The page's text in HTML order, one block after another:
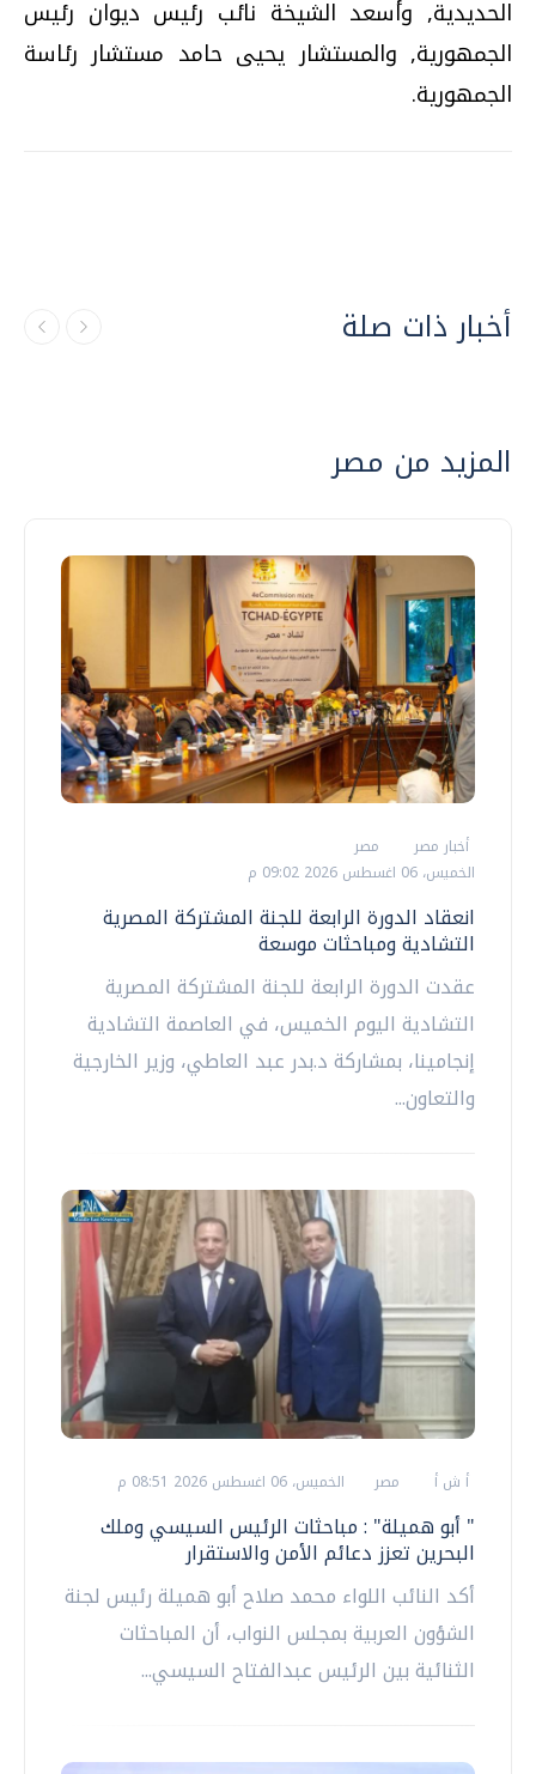
الحديدية, وأسعد الشيخة نائب رئيس ديوان رئيس
الجمهورية, والمستشار يحيى حامد مستشار رئاسة
الجمهورية.
أخبار ذات صلة
المزيد من مصر
أخبار مصر
مصر
الخميس، 06 اغسطس 2026 09:02 م
انعقاد الدورة الرابعة للجنة المشتركة المصرية
التشادية ومباحثات موسعة
عقدت الدورة الرابعة للجنة المشتركة المصرية
التشادية اليوم الخميس، في العاصمة التشادية
إنجامينا، بمشاركة د.بدر عبد العاطي، وزير الخارجية
والتعاون...
أ ش أ مصر الخميس، 06 اغسطس 2026 08:51 م
" أبو هميلة" : مباحثات الرئيس السيسي وملك
البحرين تعزز دعائم الأمن والاستقرار
أكد النائب اللواء محمد صلاح أبو هميلة رئيس لجنة
الشؤون العربية بمجلس النواب، أن المباحثات
الثنائية بين الرئيس عبدالفتاح السيسي...